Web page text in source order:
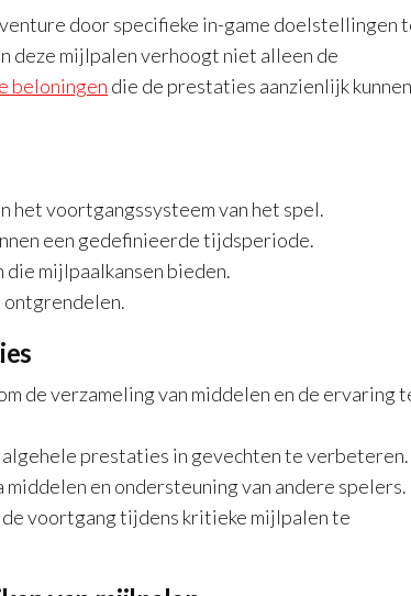
door specifieke in-game doelstellingen
deze mijlpalen verhoogt niet alleen de
beloningen die de prestaties aanzienlijk kunnen
het voortgangssysteem van het spel.
een gedefinieerde tijdsperiode.
mijlpaalkansen bieden.
ontgrendelen.
de verzameling van middelen en de ervaring
algehele prestaties in gevechten te verbeteren.
en ondersteuning van andere spelers.
voortgang tijdens kritieke mijlpalen te